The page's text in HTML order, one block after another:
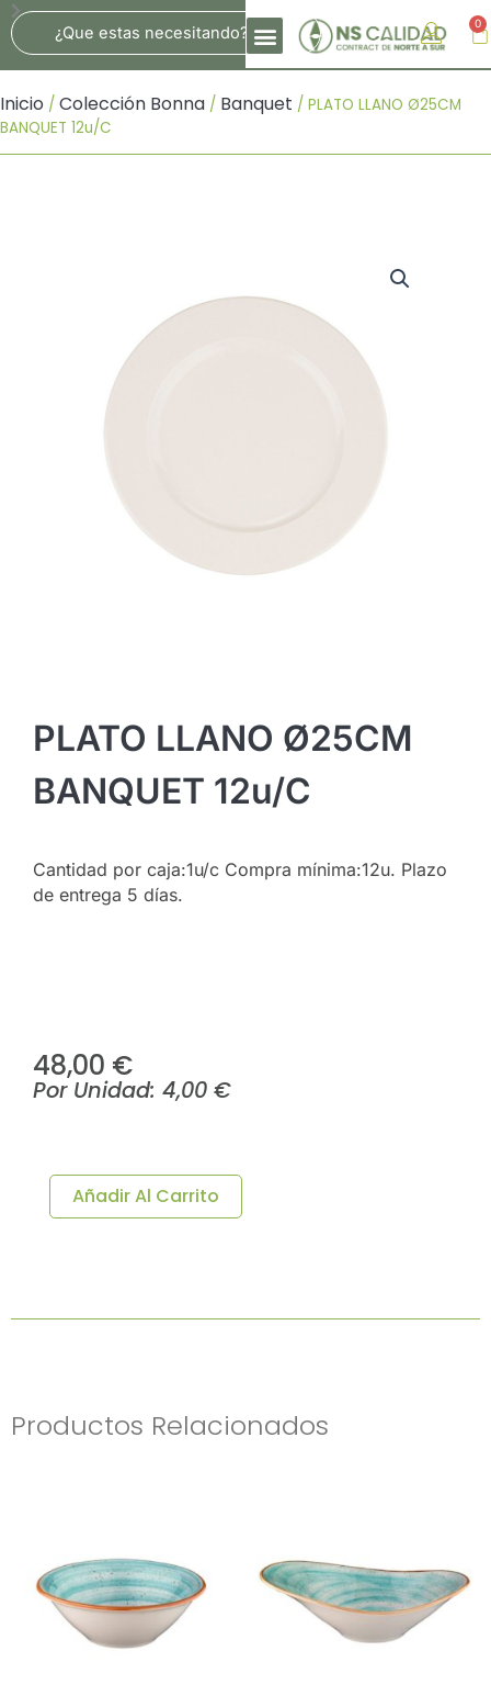
Al
Contenido
Search 0
Inicio / Colección Bonna / Banquet / PLATO LLANO Ø25CM
BANQUET 12u/c
PLATO LLANO Ø25CM
BANQUET 12u/c
Cantidad por caja:1u/c Compra mínima:12u. Plazo
de entrega 5 días.
48,00 €
Por Unidad: 4,00 €
Ø25CM
BANQUETAñadir Al Carrito
Productos Relacionados